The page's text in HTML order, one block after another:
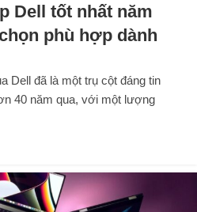
Dell tốt nhất năm
phù hợp dành
Dell đã là một trụ cột đáng tin
40 năm qua, với một lượng